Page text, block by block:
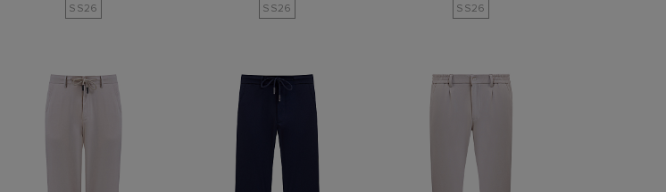
SS26 SS26 SS26